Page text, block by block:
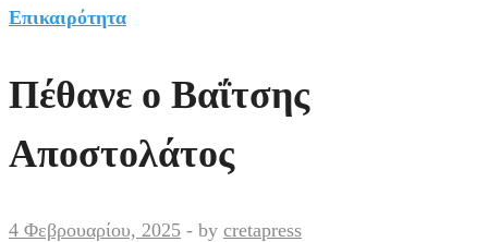
Επικαιρότητα
Πέθανε ο Βαΐτσης
Αποστολάτος
4 Φεβρουαρίου, 2025 - by cretapress